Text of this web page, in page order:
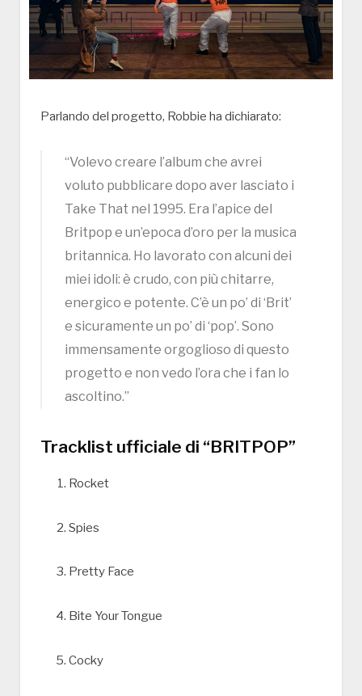
Parlando del progetto, Robbie ha dichiarato:
“Volevo creare l’album che avrei
voluto pubblicare dopo aver lasciato i
Take That nel 1995. Era l’apice del
Britpop e un’epoca d’oro per la musica
britannica. Ho lavorato con alcuni dei
miei idoli: è crudo, con più chitarre,
energico e potente. C’è un po’ di ‘Brit’
e sicuramente un po’ di ‘pop’. Sono
immensamente orgoglioso di questo
progetto e non vedo l’ora che i fan lo
ascoltino.”
Tracklist ufficiale di “BRITPOP”
Rocket
Spies
Pretty Face
Bite Your Tongue
Cocky